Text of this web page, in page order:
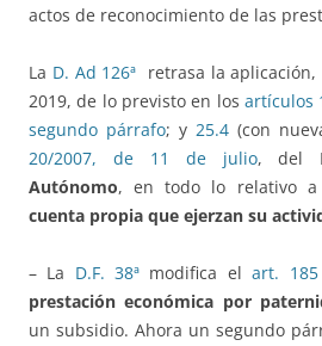
actos de reconocimiento de las
La D. Ad 126ª retrasa la
2019, de lo previsto en los artículos
segundo párrafo; y 25.4 (con
20/2007, de 11 de julio, del
Autónomo, en todo lo relativo a
cuenta propia que ejerzan su
– La D.F. 38ª modifica elart. 185
prestación económica por
un subsidio. Ahora un segundo